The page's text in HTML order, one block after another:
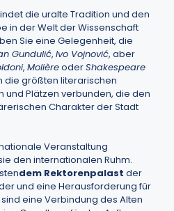
die uralte Tradition und den
in der Welt der Wissenschaft
Sie eine Gelegenheit, die
Gundulić, Ivo Vojnović, aber
, MolièreoderShakespeare
die größten literarischen
und Plätzen verbunden, die den
Charakter der Stadt
Veranstaltung
den internationalen Ruhm.
dem Rektorenpalast der
und eine Herausforderung für
eine Verbindung des Alten